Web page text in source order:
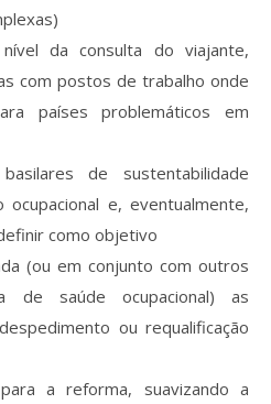
da consulta do viajante,
com postos de trabalho onde
países problemáticos em
de sustentabilidade
e, eventualmente,
como objetivo
(ou em conjunto com outros
de saúde ocupacional) as
ou requalificação
a reforma, suavizando a